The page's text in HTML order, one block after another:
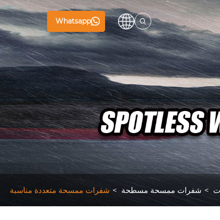
Whatsapp
شفرات ممسحة مسطحة شفرات ممسحة متعددة مناسبة